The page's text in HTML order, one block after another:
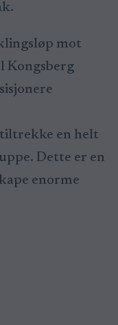
mot
Kongsberg
en helt
Dette er en
enorme